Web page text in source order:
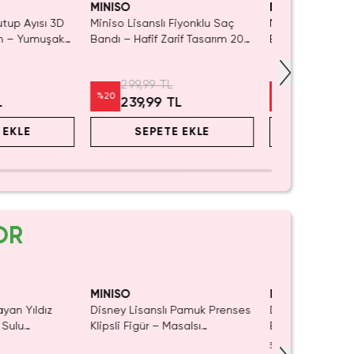
Ayısı 3D
– Yumuşak
EKLE
MINISO
Miniso Lisanslı Fiyonklu Saç
Bandı – Hafif Zarif Tasarım 20
%20
299,99 TL
239,99 TL
SEPETE EKLE
Miniso Lisanslı
Bnini Saç
Esnek
Yıldız
MINISO
Disney Lisanslı Pamuk Prenses
Klipsli Figür – Masalsı
Disney Lisanslı
Blind Box –
Eğlenceli
5.0